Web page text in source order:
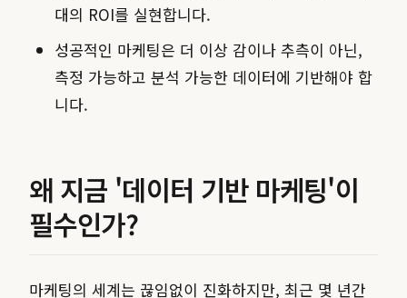
대의 ROI를 실현합니다.
성공적인 마케팅은 더 이상 감이나 추측이 아닌,
측정 가능하고 분석 가능한 데이터에 기반해야 합
니다.
왜 지금 '데이터 기반 마케팅'이
필수인가?
마케팅의 세계는 끊임없이 진화하지만, 최근 몇 년간